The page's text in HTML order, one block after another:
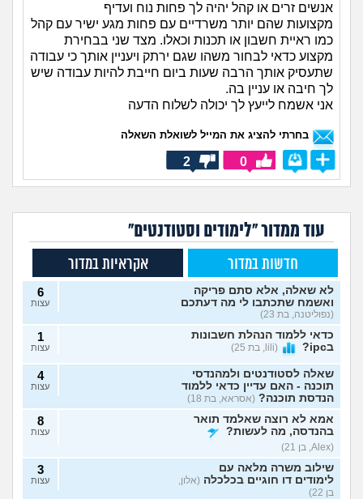
אנשים זרים או קהל יהיה לך פחות נוח ועדיף
מקצועות שהם יותר משרדיים עם פחות מגע ישיר עם קהל
כמו ראיית חשבון או תכנות וכאלו. מצד שני בבחירת
מקצוע כדאי לבחור משהו שגם ירתק ויעניין אותך כי עבודה
שתעסיק אותך הרבה שעות ביום חייבת להיות עבודה שיש
לך חיבה או עניין בה.
אני אשמח לייעץ לך יכולה לשלוח הדעה
בחרתי להציג את המייל לשואלת השאלה
0
2
עוד ממדור "לימודים וסטודנטים"
חדשות במדור אקראיות במדור
לא שאלה, אלא סתם פריקה
ואשמח שתכתבו לי מה דעתכם
(נפוליטנה, בת 23)
6
עצות
כדאי ללמוד הנהלת חשבונות
בipc?
(lili, בת 25)
1
עצות
שאלה לסטודנטים ולמהנדסי
תוכנה - האם עדיין כדאי ללמוד
הנדסת תוכנה? (אסראא, בת 18)
4
עצות
אמא לא רוצה שאלמד תואר
בהנדסה, מה לעשות?
(Alex, בן 21)
8
עצות
שילוב משרה מלאה עם
לימודים דו חוגיים בכלכלה (אלון,
בן 22)
3
עצות